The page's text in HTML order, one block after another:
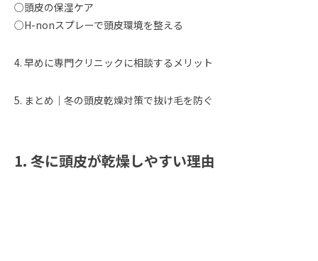
○頭皮の保湿ケア
○H-nonスプレーで頭皮環境を整える
4. 早めに専門クリニックに相談するメリット
5. まとめ｜冬の頭皮乾燥対策で抜け毛を防ぐ
1. 冬に頭皮が乾燥しやすい理由